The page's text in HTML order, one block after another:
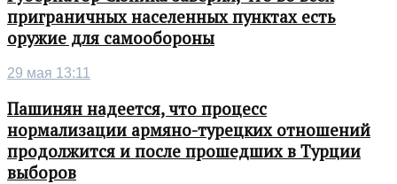
приграничных населенных пунктах есть
оружие для самообороны
29 мая 13:11
Пашинян надеется, что процесс
нормализации армяно-турецких отношений
продолжится и после прошедших в Турции
выборов